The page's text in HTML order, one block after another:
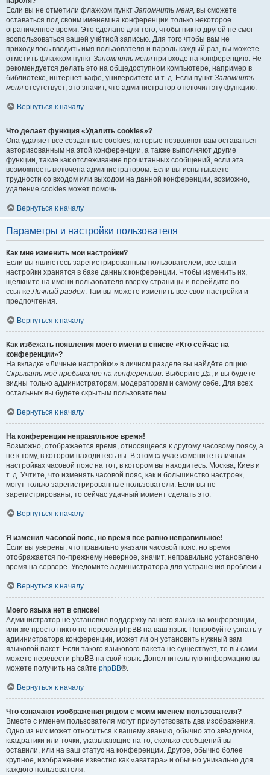
Если вы не отметили флажком пункт Запомнить меня, вы сможете
оставаться под своим именем на конференции только некоторое
ограниченное время. Это сделано для того, чтобы никто другой не смог
воспользоваться вашей учётной записью. Для того чтобы вам не
приходилось вводить имя пользователя и пароль каждый раз, вы можете
отметить флажком пункт Запомнить меня при входе на конференцию. Не
рекомендуется делать это на общедоступном компьютере, например в
библиотеке, интернет-кафе, университете и т. д. Если пункт Запомнить
меня отсутствует, это значит, что администратор отключил эту функцию.
Вернуться к началу
Что делает функция «Удалить cookies»?
Она удаляет все созданные cookies, которые позволяют вам оставаться
авторизованным на этой конференции, а также выполняют другие
функции, такие как отслеживание прочитанных сообщений, если эта
возможность включена администратором. Если вы испытываете
трудности со входом или выходом на данной конференции, возможно,
удаление cookies может помочь.
Вернуться к началу
Параметры и настройки пользователя
Как мне изменить мои настройки?
Если вы являетесь зарегистрированным пользователем, все ваши
настройки хранятся в базе данных конференции. Чтобы изменить их,
щёлкните на имени пользователя вверху страницы и перейдите по
ссылкеЛичный раздел. Там вы можете изменить все свои настройки и
предпочтения.
Вернуться к началу
Как избежать появления моего имени в списке «Кто сейчас на
конференции»?
На вкладке «Личные настройки» в личном разделе вы найдёте опцию
Скрывать моё пребывание на конференции. ВыберитеДа, и вы будете
видны только администраторам, модераторам и самому себе. Для всех
остальных вы будете скрытым пользователем.
Вернуться к началу
На конференции неправильное время!
Возможно, отображается время, относящееся к другому часовому поясу, а
не к тому, в котором находитесь вы. В этом случае измените в личных
настройках часовой пояс на тот, в котором вы находитесь: Москва, Киев и
т. д. Учтите, что изменять часовой пояс, как и большинство настроек,
могут только зарегистрированные пользователи. Если вы не
зарегистрированы, то сейчас удачный момент сделать это.
Вернуться к началу
Я изменил часовой пояс, но время всё равно неправильное!
Если вы уверены, что правильно указали часовой пояс, но время
отображается по-прежнему неверное, значит, неправильно установлено
время на сервере. Уведомите администратора для устранения проблемы.
Вернуться к началу
Моего языка нет в списке!
Администратор не установил поддержку вашего языка на конференции,
или же просто никто не перевёл phpBB на ваш язык. Попробуйте узнать у
администратора конференции, может ли он установить нужный вам
языковой пакет. Если такого языкового пакета не существует, то вы сами
можете перевести phpBB на свой язык. Дополнительную информацию вы
можете получить на сайте phpBB®.
Вернуться к началу
Что означают изображения рядом с моим именем пользователя?
Вместе с именем пользователя могут присутствовать два изображения.
Одно из них может относиться к вашему званию, обычно это звёздочки,
квадратики или точки, указывающие на то, сколько сообщений вы
оставили, или на ваш статус на конференции. Другое, обычно более
крупное, изображение известно как «аватара» и обычно уникально для
каждого пользователя.